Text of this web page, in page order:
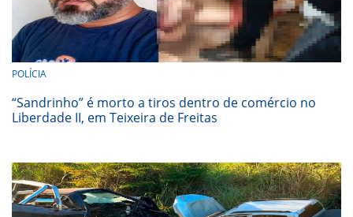
POLÍCIA
“Sandrinho” é morto a tiros dentro de comércio no
Liberdade II, em Teixeira de Freitas